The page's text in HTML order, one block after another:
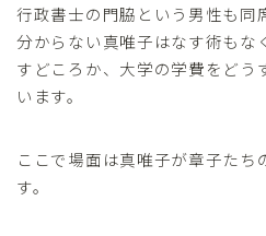
行政書士の門脇という男性も同
分からない真唯子はなす術もな
すどころか、大学の学費をどう
います。
ここで場面は真唯子が章子たち
す。